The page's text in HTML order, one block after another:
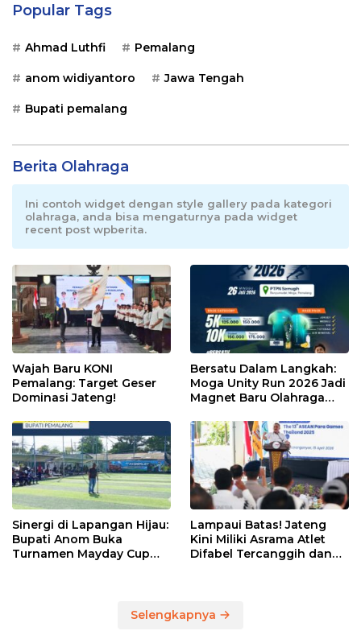
Popular Tags
Ahmad Luthfi Pemalang
anom widiyantoro Jawa Tengah
Bupati pemalang
Berita Olahraga
Ini contoh widget dengan style gallery pada kategori
olahraga, anda bisa mengaturnya pada widget
recent post wpberita.
Wajah Baru KONI
Pemalang: Target Geser
Dominasi Jateng!
Bersatu Dalam Langkah:
Moga Unity Run 2026 Jadi
Magnet Baru Olahraga
Sinergi di Lapangan Hijau:
Bupati Anom Buka
Turnamen Mayday Cup
Lampaui Batas! Jateng
Kini Miliki Asrama Atlet
Difabel Tercanggih dan
Selengkapnya